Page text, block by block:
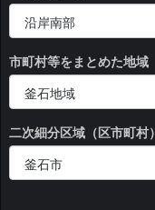
市町村等をまとめた地域
二次細分区域（区市町村）